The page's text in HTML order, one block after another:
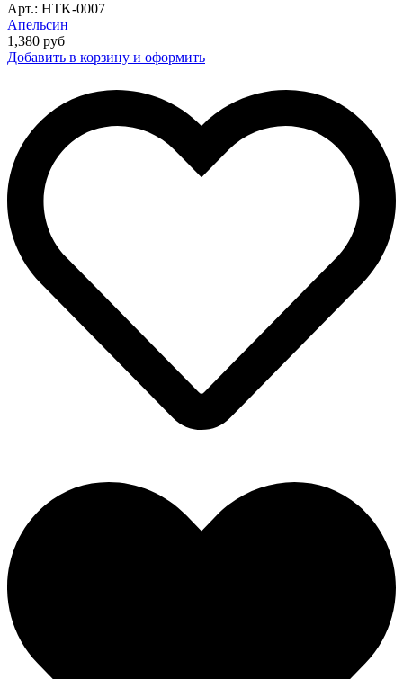
Арт.: HTK-0007
Апельсин
1,380 руб
Добавить в корзину и оформить